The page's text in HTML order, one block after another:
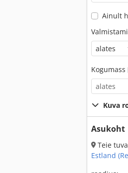
Ainult
Kogumass
Kuva
Asukoht
Teie
Estland